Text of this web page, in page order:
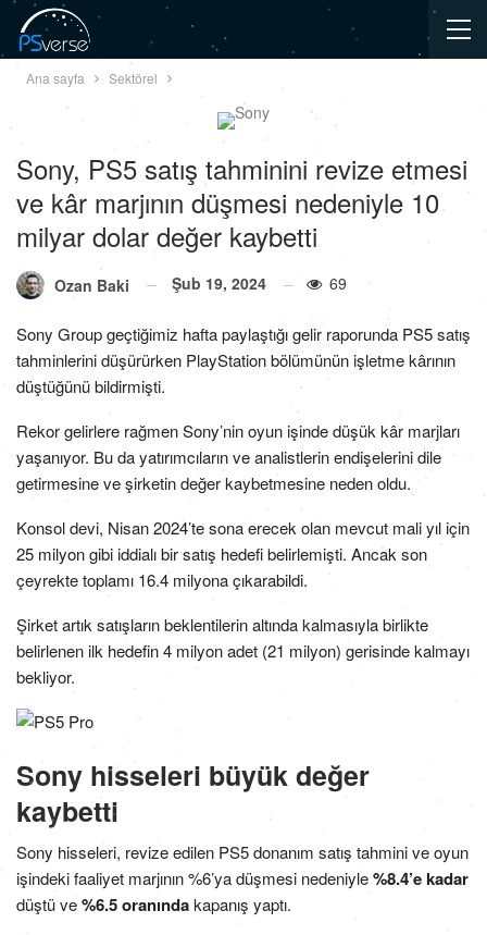
Ana sayfa Sektörel
Sony, PS5 satış tahminini revize etmesi
ve kâr marjının düşmesi nedeniyle 10
milyar dolar değer kaybetti
Ozan Baki Şub 19, 2024 69
Sony Group geçtiğimiz hafta paylaştığı gelir raporunda PS5 satış
tahminlerini düşürürken PlayStation bölümünün işletme kârının
düştüğünü bildirmişti.
Rekor gelirlere rağmen Sony’nin oyun işinde düşük kâr marjları
yaşanıyor. Bu da yatırımcıların ve analistlerin endişelerini dile
getirmesine ve şirketin değer kaybetmesine neden oldu.
Konsol devi, Nisan 2024’te sona erecek olan mevcut mali yıl için
25 milyon gibi iddialı bir satış hedefi belirlemişti. Ancak son
çeyrekte toplamı 16.4 milyona çıkarabildi.
Şirket artık satışların beklentilerin altında kalmasıyla birlikte
belirlenen ilk hedefin 4 milyon adet (21 milyon) gerisinde kalmayı
bekliyor.
Sony hisseleri büyük değer
kaybetti
Sony hisseleri, revize edilen PS5 donanım satış tahmini ve oyun
işindeki faaliyet marjının %6’ya düşmesi nedeniyle%8.4’e kadar
düştü ve%6.5 oranındakapanış yaptı.